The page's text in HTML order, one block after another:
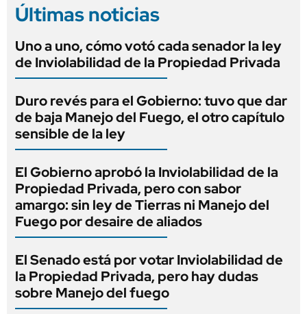
Últimas noticias
Uno a uno, cómo votó cada senador la ley
de Inviolabilidad de la Propiedad Privada
Duro revés para el Gobierno: tuvo que dar
de baja Manejo del Fuego, el otro capítulo
sensible de la ley
El Gobierno aprobó la Inviolabilidad de la
Propiedad Privada, pero con sabor
amargo: sin ley de Tierras ni Manejo del
Fuego por desaire de aliados
El Senado está por votar Inviolabilidad de
la Propiedad Privada, pero hay dudas
sobre Manejo del fuego